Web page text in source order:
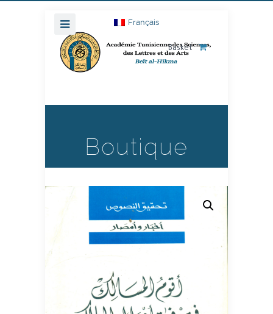
Français
Basket
Boutique